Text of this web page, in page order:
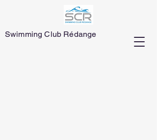
Swimming Club Rédange